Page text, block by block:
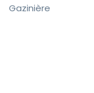
Gazinière